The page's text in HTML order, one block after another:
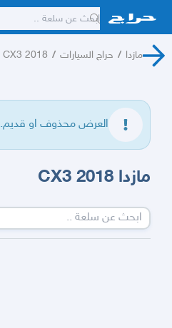
مازدا / حراج السيارات /
CX3 2018
العرض محذوف او قديم.
مازدا CX3 2018